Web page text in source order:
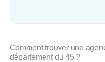
Comment trouver une
département du 45 ?